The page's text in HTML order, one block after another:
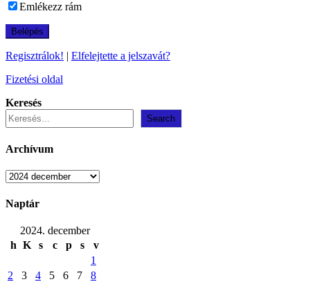
Emlékezz rám
Regisztrálok! | Elfelejtette a jelszavát?
Fizetési oldal
Keresés
Search
Archívum
Archívum
Naptár
2024. december
h K s c p s
v
1
2
3 4 5 6 7
8